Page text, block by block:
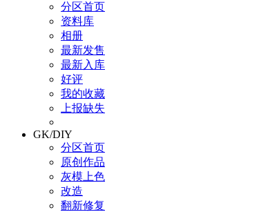
分区首页
资料库
相册
最新发售
最新入库
好评
我的收藏
上报缺失
GK/DIY
分区首页
原创作品
灰模上色
改造
翻新修复